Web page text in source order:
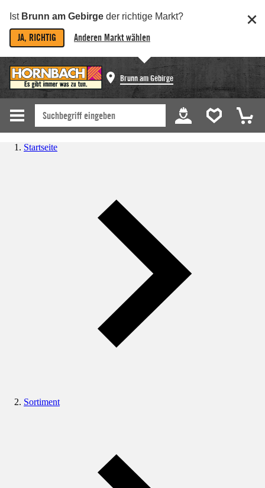
Ist Brunn am Gebirge der richtige Markt?
JA, RICHTIG Anderen Markt wählen
Brunn am Gebirge
Startseite
Sortiment